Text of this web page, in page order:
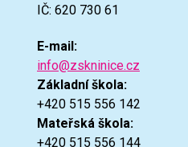
IČ: 620 730 61
E-mail:
info@zskninice.cz
Základní škola:
+420 515 556 142
Mateřská škola:
+420 515 556 144